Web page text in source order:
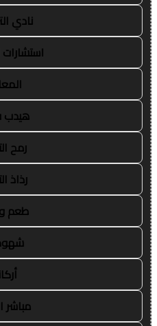
نادي
هيدب
رمح
رذاذ
طعم
مباشر